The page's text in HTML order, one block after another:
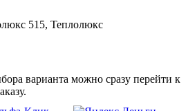
варианта можно сразу перейти к